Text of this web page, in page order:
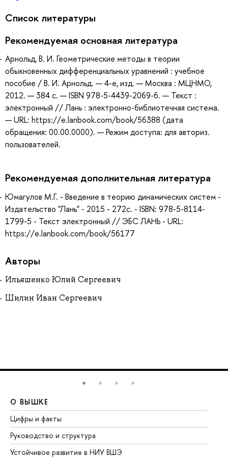
Список литературы
Рекомендуемая основная литература
Арнольд, В. И. Геометрические методы в теории
обыкновенных дифференциальных уравнений : учебное
пособие / В. И. Арнольд. — 4-е, изд. — Москва : МЦНМО,
2012. — 384 с. — ISBN 978-5-4439-2069-6. — Текст :
электронный // Лань : электронно-библиотечная система.
— URL: https://e.lanbook.com/book/56388 (дата
обращения: 00.00.0000). — Режим доступа: для авториз.
пользователей.
Рекомендуемая дополнительная литература
Юмагулов М.Г. - Введение в теорию динамических систем -
Издательство "Лань" - 2015 - 272с. - ISBN: 978-5-8114-
1799-5 - Текст электронный // ЭБС ЛАНЬ - URL:
https://e.lanbook.com/book/56177
Авторы
Ильяшенко Юлий Сергеевич
Шилин Иван Сергеевич
О ВЫШКЕ
Цифры и факты
Руководство и структура
Устойчивое развитие в НИУ ВШЭ